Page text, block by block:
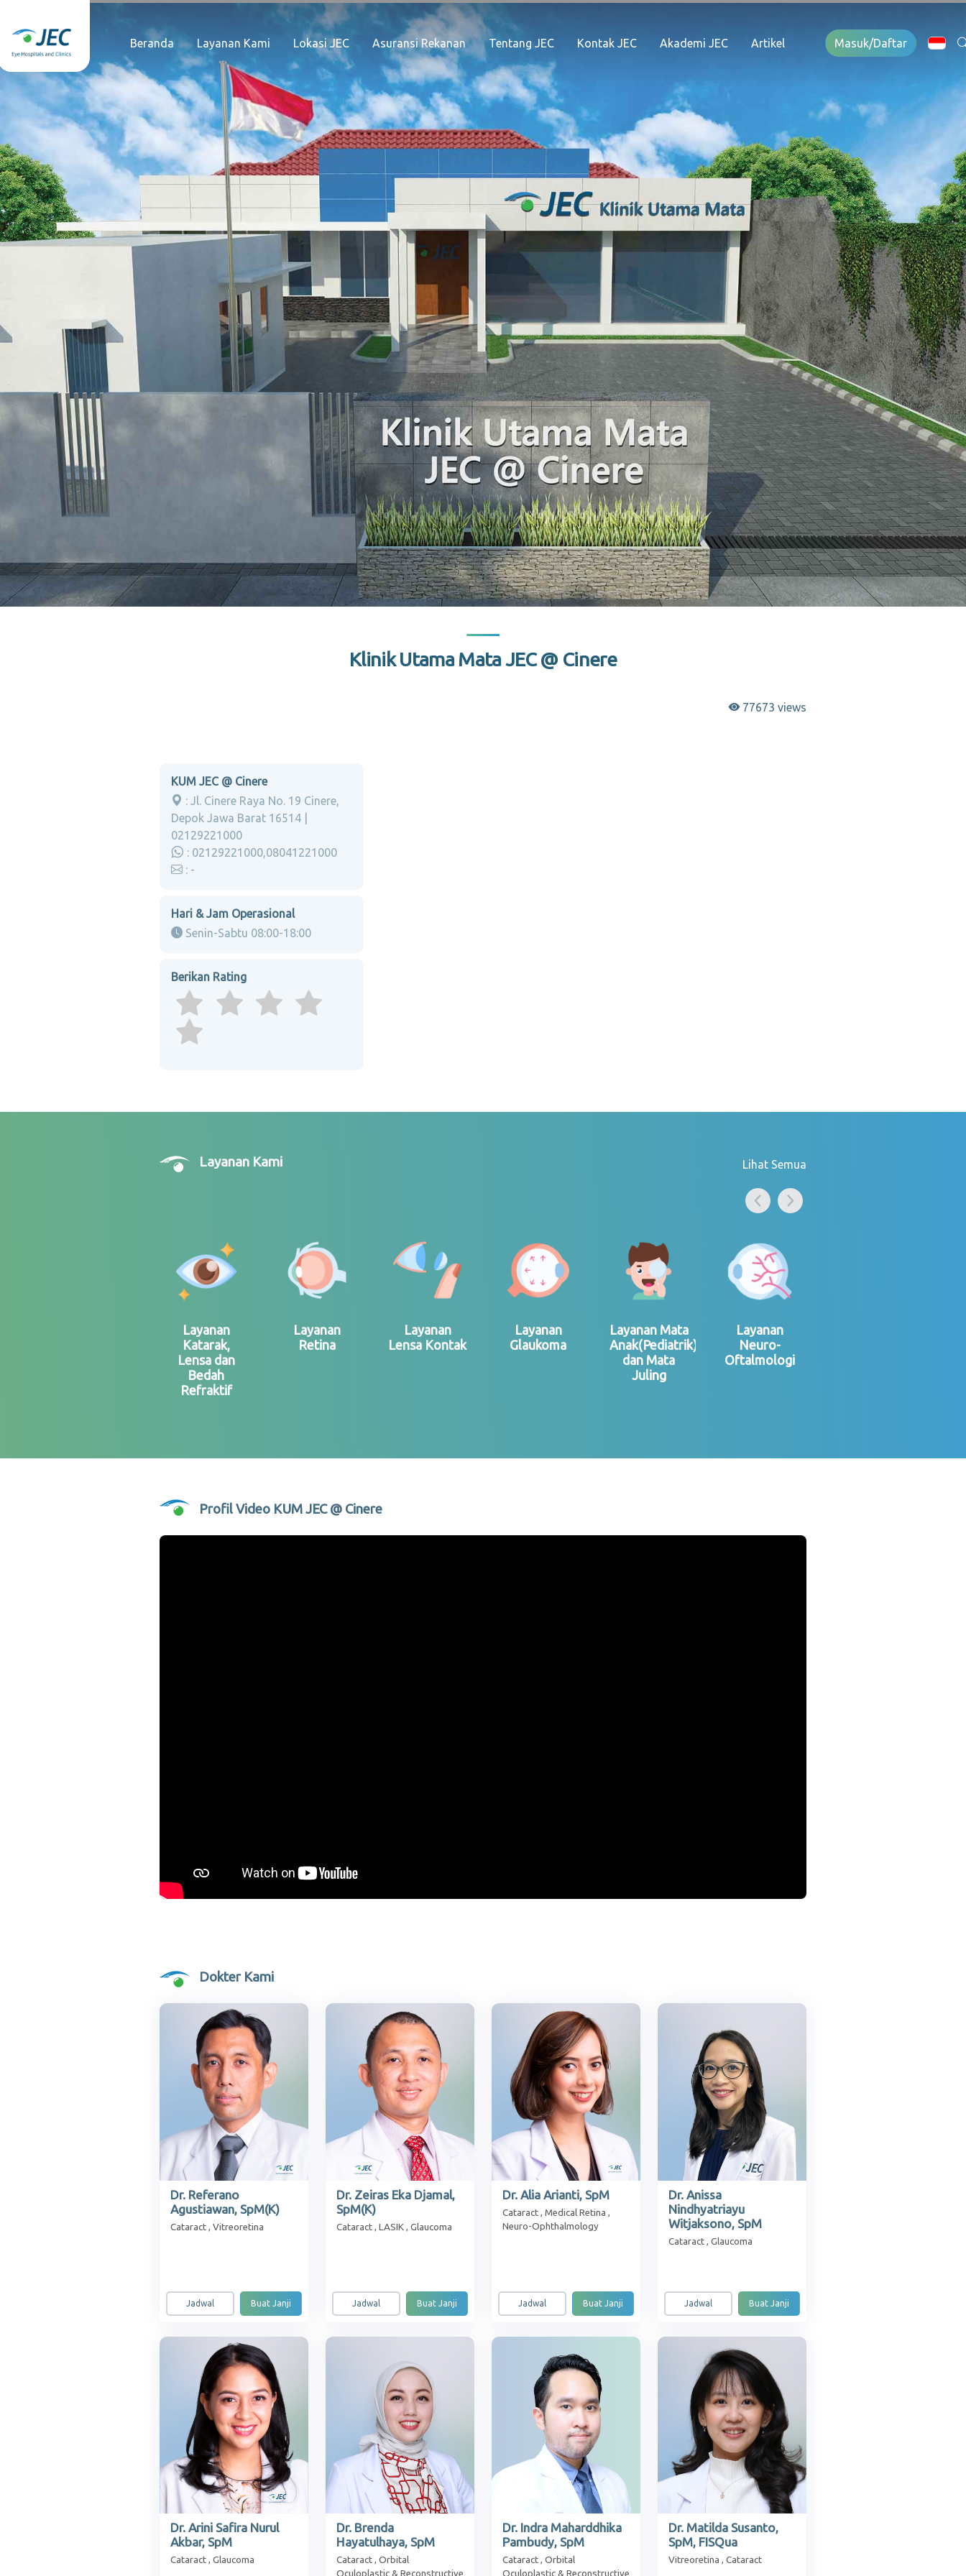
Beranda Layanan Kami Lokasi JEC Asuransi Rekanan Tentang JEC Kontak JEC Akademi JEC Artikel Masuk/Daftar
Klinik Utama Mata JEC @ Cinere
77673 views
KUM JEC @ Cinere
: Jl. Cinere Raya No. 19 Cinere,
Depok Jawa Barat 16514 |
02129221000
: 02129221000,08041221000
: -
Hari & Jam Operasional
Senin-Sabtu 08:00-18:00
Berikan Rating
Layanan Kami Lihat Semua
Layanan
Katarak,
Lensa dan
Bedah
Refraktif
Layanan
Retina
Layanan
Lensa Kontak
Layanan
Glaukoma
Layanan Mata
Anak(Pediatrik)
dan Mata
Juling
Layanan
Neuro-
Oftalmologi
Profil Video KUM JEC @ Cinere
Dokter Kami
Dr. Referano
Agustiawan, SpM(K)
Cataract , Vitreoretina
Jadwal Buat Janji
Dr. Zeiras Eka Djamal,
SpM(K)
Cataract , LASIK , Glaucoma
Jadwal Buat Janji
Dr. Alia Arianti, SpM
Cataract , Medical Retina ,
Neuro-Ophthalmology
Jadwal Buat Janji
Dr. Anissa
Nindhyatriayu
Witjaksono, SpM
Cataract , Glaucoma
Jadwal Buat Janji
Dr. Arini Safira Nurul
Akbar, SpM
Cataract , Glaucoma
Dr. Brenda
Hayatulhaya, SpM
Cataract , Orbital
Oculoplastic & Reconstructive
Dr. Indra Maharddhika
Pambudy, SpM
Cataract , Orbital
Oculoplastic & Reconstructive
Dr. Matilda Susanto,
SpM, FISQua
Vitreoretina , Cataract